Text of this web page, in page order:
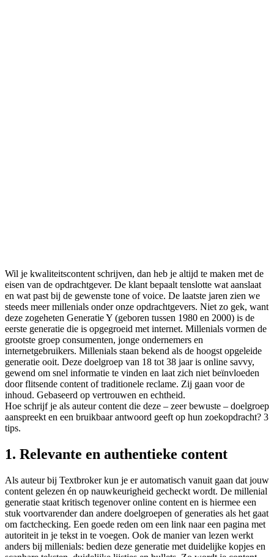
Wil je kwaliteitscontent schrijven, dan heb je altijd te maken met de
eisen van de opdrachtgever. De klant bepaalt tenslotte wat aanslaat
en wat past bij de gewenste tone of voice. De laatste jaren zien we
steeds meer millenials onder onze opdrachtgevers. Niet zo gek, want
deze zogeheten Generatie Y (geboren tussen 1980 en 2000) is de
eerste generatie die is opgegroeid met internet. Millenials vormen de
grootste groep consumenten, jonge ondernemers en
internetgebruikers. Millenials staan bekend als de hoogst opgeleide
generatie ooit. Deze doelgroep van 18 tot 38 jaar is online savvy,
gewend om snel informatie te vinden en laat zich niet beïnvloeden
door flitsende content of traditionele reclame. Zij gaan voor de
inhoud. Gebaseerd op vertrouwen en echtheid.
Hoe schrijf je als auteur content die deze – zeer bewuste – doelgroep
aanspreekt en een bruikbaar antwoord geeft op hun zoekopdracht? 3
tips.
1. Relevante en authentieke content
Als auteur bij Textbroker kun je er automatisch vanuit gaan dat jouw
content gelezen én op nauwkeurigheid gecheckt wordt. De millenial
generatie staat kritisch tegenover online content en is hiermee een
stuk voortvarender dan andere doelgroepen of generaties als het gaat
om factchecking. Een goede reden om een link naar een pagina met
autoriteit in je tekst in te voegen. Ook de manier van lezen werkt
anders bij millenials: bedien deze generatie met duidelijke kopjes en